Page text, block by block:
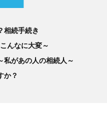
相続手続き
んなに大変～
があの人の相続人～
か？